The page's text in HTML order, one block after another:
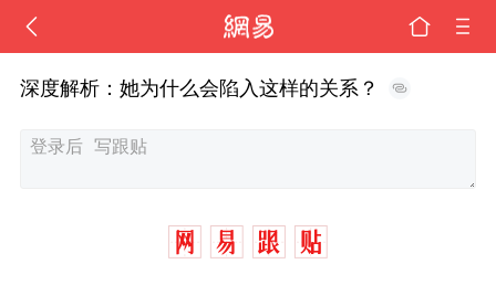
深度解析：她为什么会陷入这样的关系？